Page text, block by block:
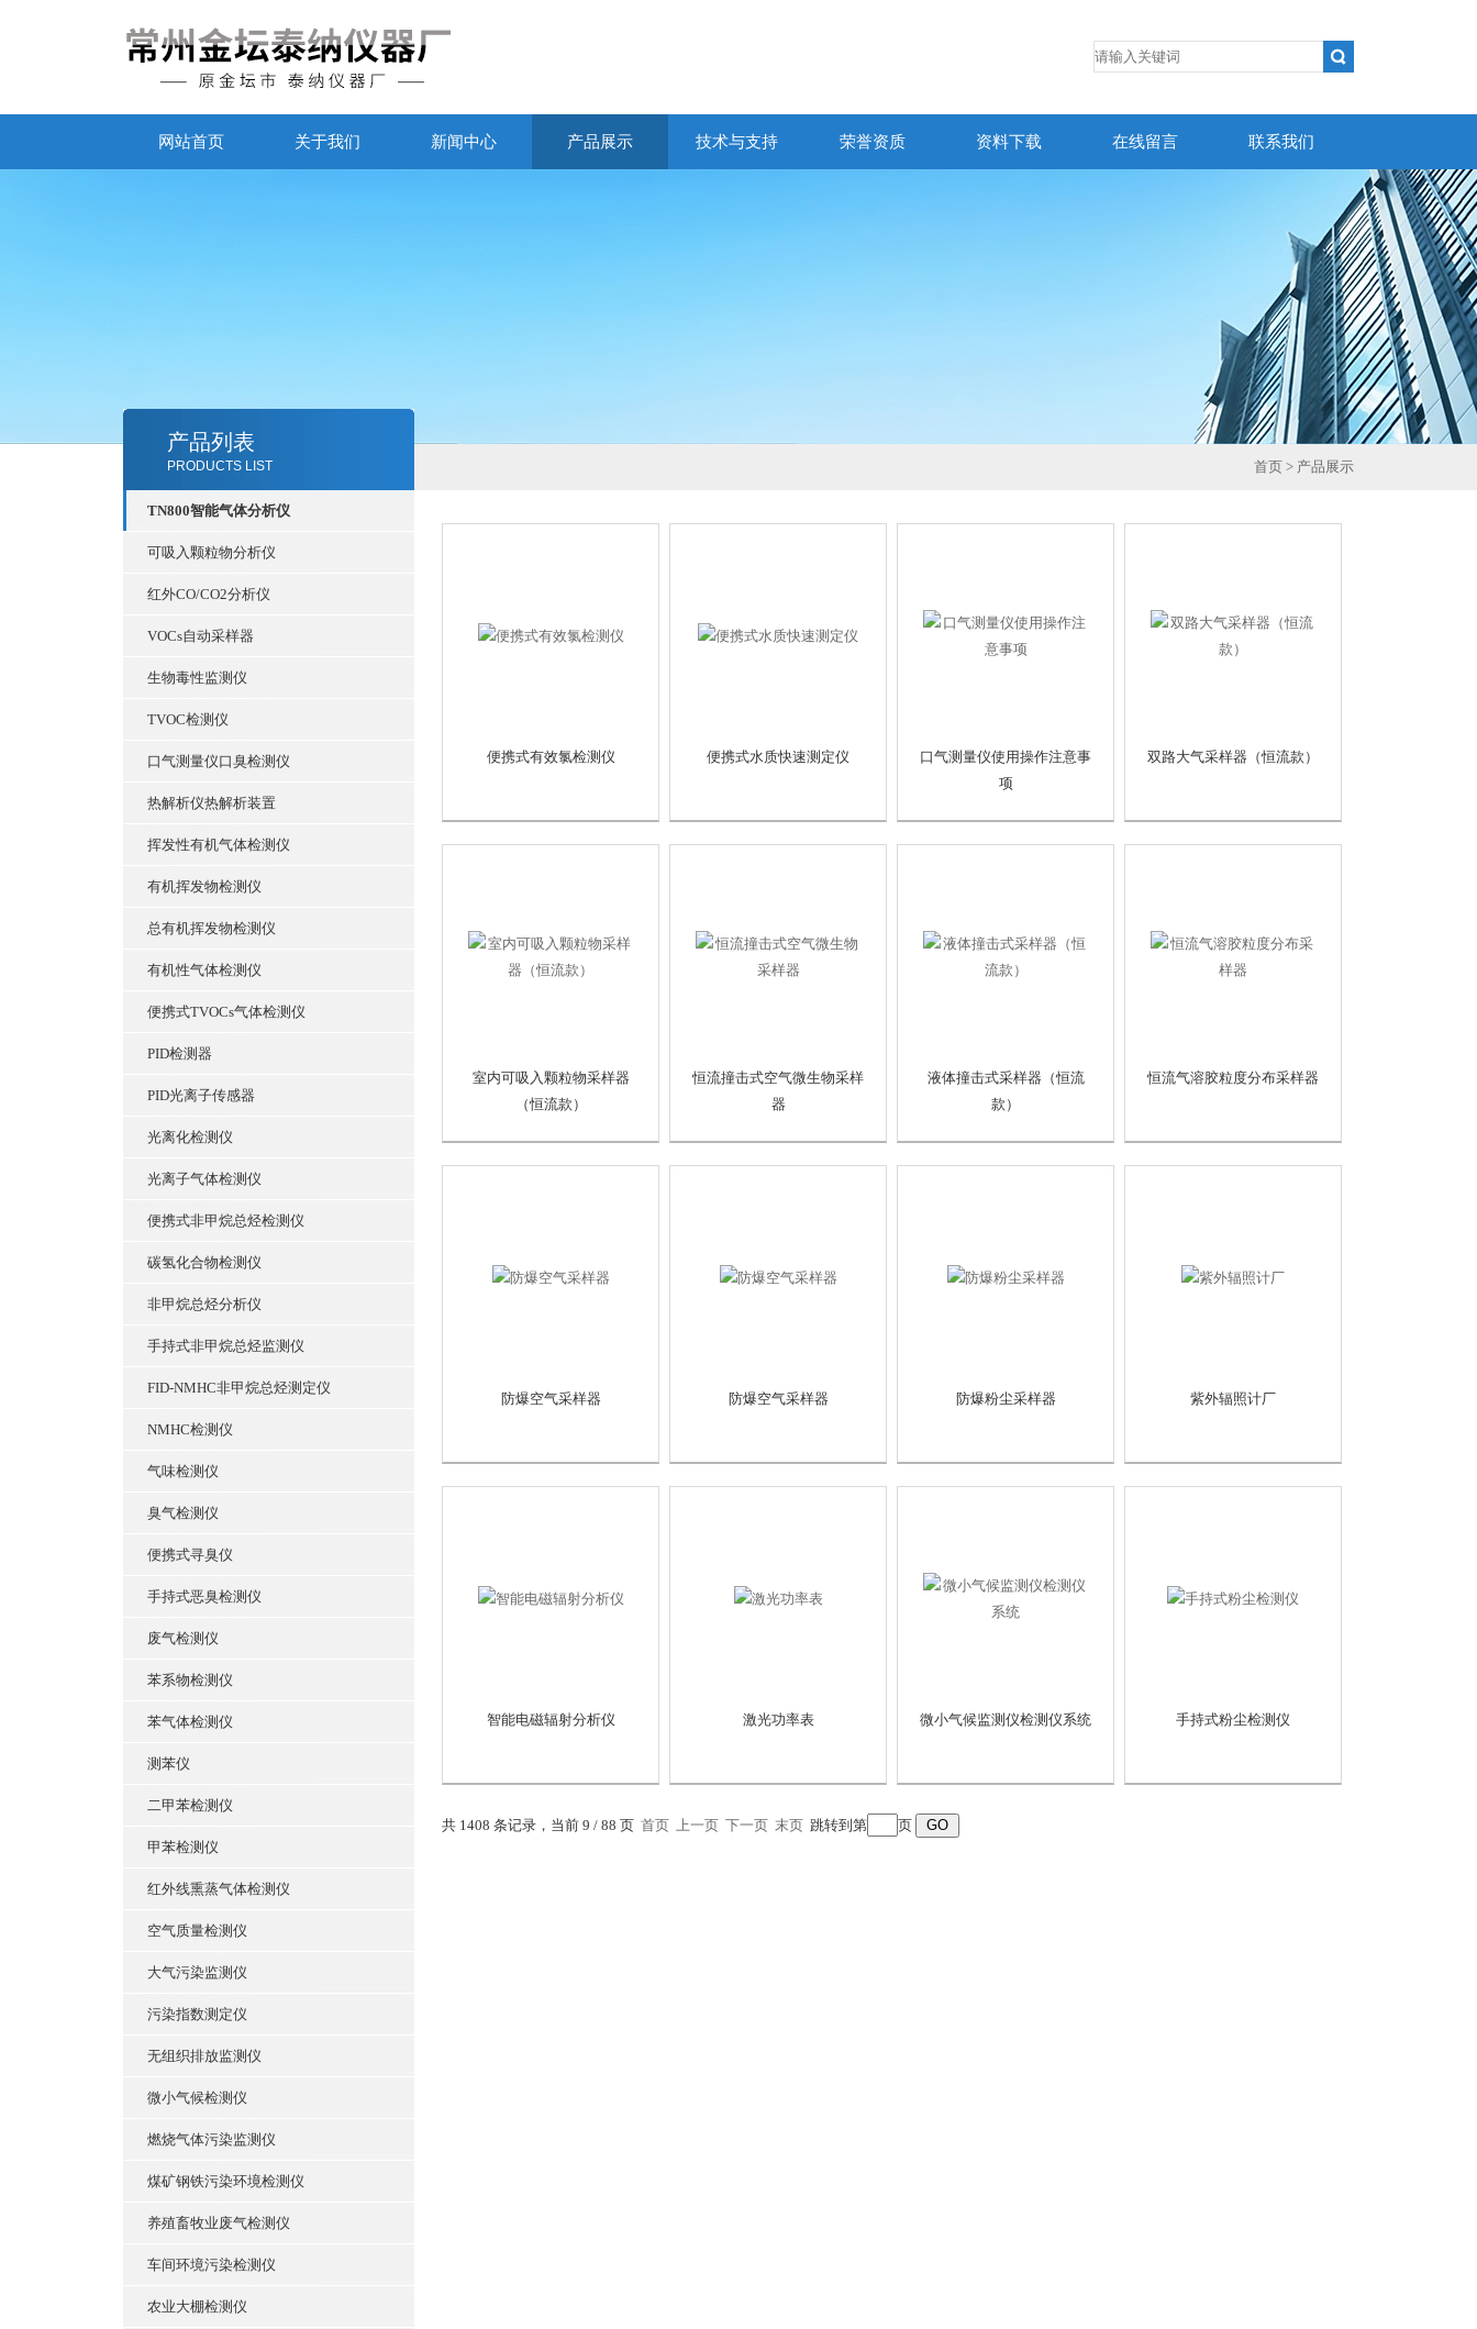
网站首页 关于我们 新闻中心 产品展示 技术与支持 荣誉资质 资料下载 在线留言 联系我们
产品列表
PRODUCTS LIST
TN800智能气体分析仪
可吸入颗粒物分析仪
红外CO/CO2分析仪
VOCs自动采样器
生物毒性监测仪
TVOC检测仪
口气测量仪口臭检测仪
热解析仪热解析装置
挥发性有机气体检测仪
有机挥发物检测仪
总有机挥发物检测仪
有机性气体检测仪
便携式TVOCs气体检测仪
PID检测器
PID光离子传感器
光离化检测仪
光离子气体检测仪
便携式非甲烷总烃检测仪
碳氢化合物检测仪
非甲烷总烃分析仪
手持式非甲烷总烃监测仪
FID-NMHC非甲烷总烃测定仪
NMHC检测仪
气味检测仪
臭气检测仪
便携式寻臭仪
手持式恶臭检测仪
废气检测仪
苯系物检测仪
苯气体检测仪
测苯仪
二甲苯检测仪
甲苯检测仪
红外线熏蒸气体检测仪
空气质量检测仪
大气污染监测仪
污染指数测定仪
无组织排放监测仪
微小气候检测仪
燃烧气体污染监测仪
煤矿钢铁污染环境检测仪
养殖畜牧业废气检测仪
车间环境污染检测仪
农业大棚检测仪
首页 > 产品展示
便携式有效氯检测仪 便携式水质快速测定仪
口气测量仪使用操作注意事
项
双路大气采样器（恒流款）
室内可吸入颗粒物采样器
（恒流款）
恒流撞击式空气微生物采样
器
液体撞击式采样器（恒流
款）
恒流气溶胶粒度分布采样器
防爆空气采样器 防爆空气采样器 防爆粉尘采样器 紫外辐照计厂
智能电磁辐射分析仪 激光功率表 微小气候监测仪检测仪系统 手持式粉尘检测仪
共 1408 条记录，当前 9 / 88 页 首页 上一页 下一页 末页 跳转到第 页